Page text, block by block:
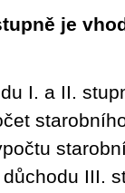
je
I. a II.
III.